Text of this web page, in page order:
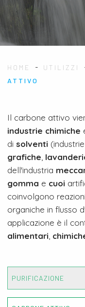
HOME - UTILIZZI
ATTIVO
Il carbone attivo
industrie chimiche
di solventi
grafiche,
dell'industria
gomma e cuoi
coinvolgono
organiche in flusso
applicazione è il
alimentari,